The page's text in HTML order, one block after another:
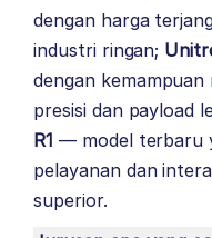
dengan harga
industri ringan;
dengan kemampuan
presisi dan payload
R1 — model terbaru
pelayanan dan
superior.